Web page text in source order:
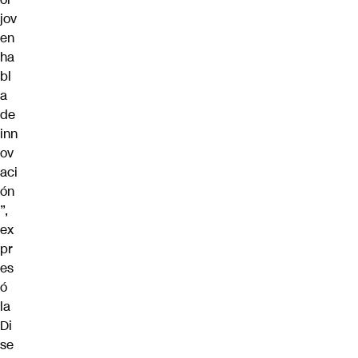
jov
en
ha
bl
a
de
inn
ov
aci
ón
”,
ex
pr
es
ó
la
Di
se